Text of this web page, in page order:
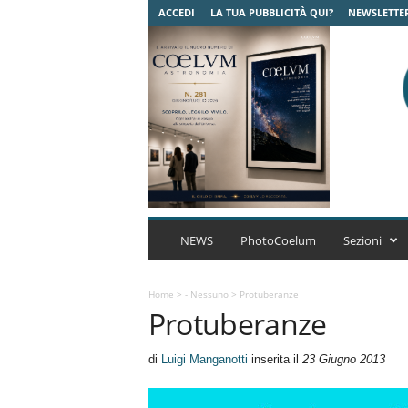
ACCEDI LA TUA PUBBLICITÀ QUI?
C
r
NEWS PhotoCoelum Sezioni
Home > - Nessuno> Protuberanze
Protuberanze
di Luigi Manganotti inserita il 23 Giugno 2013